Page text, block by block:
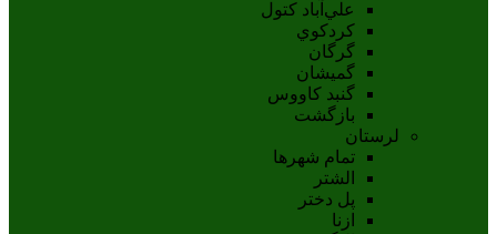
علي‌آباد کتول
کردکوي
گرگان
گميشان
گنبد کاووس
بازگشت
لرستان
تمام شهر‌ها
الشتر
پل دختر
ازنا